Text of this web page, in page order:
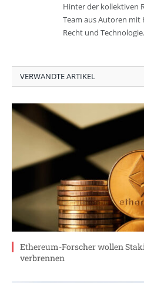
Hinter der kollektiven
Team aus Autoren
Recht und Technologie.
VERWANDTE ARTIKEL
Ethereum-Forscher wollen
verbrennen